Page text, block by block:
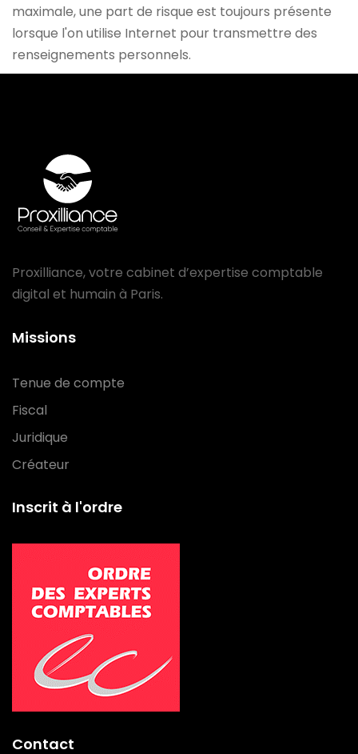
maximale, une part de risque est toujours présente
lorsque l'on utilise Internet pour transmettre des
renseignements personnels.
Proxilliance, votre cabinet d’expertise comptable
digital et humain à Paris.
Missions
Tenue de compte
Fiscal
Juridique
Créateur
Inscrit à l'ordre
Contact